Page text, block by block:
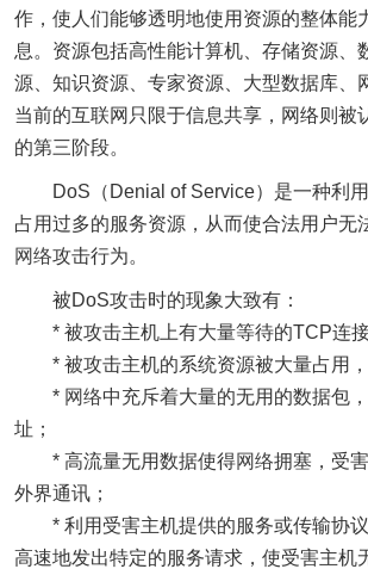
作，使人们能够透明地使用资源的整体能
息。资源包括高性能计算机、存储资源、
源、知识资源、专家资源、大型数据库、
当前的互联网只限于信息共享，网络则被
的第三阶段。
DoS（Denial of Service）是一种利用
占用过多的服务资源，从而使合法用户无
网络攻击行为。
被DoS攻击时的现象大致有：
* 被攻击主机上有大量等待的TCP连接
* 被攻击主机的系统资源被大量占用，
* 网络中充斥着大量的无用的数据包
址；
* 高流量无用数据使得网络拥塞，受
外界通讯；
* 利用受害主机提供的服务或传输协议
高速地发出特定的服务请求，使受害主机